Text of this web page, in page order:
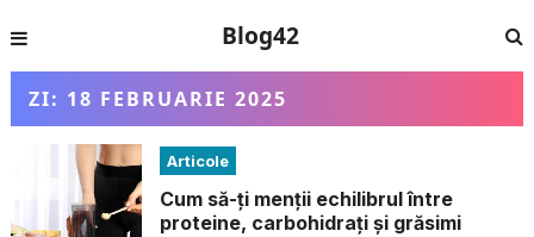
Blog42
ZI: 18 FEBRUARIE 2025
Articole
Cum să-ți menții echilibrul între
proteine, carbohidrați și grăsimi